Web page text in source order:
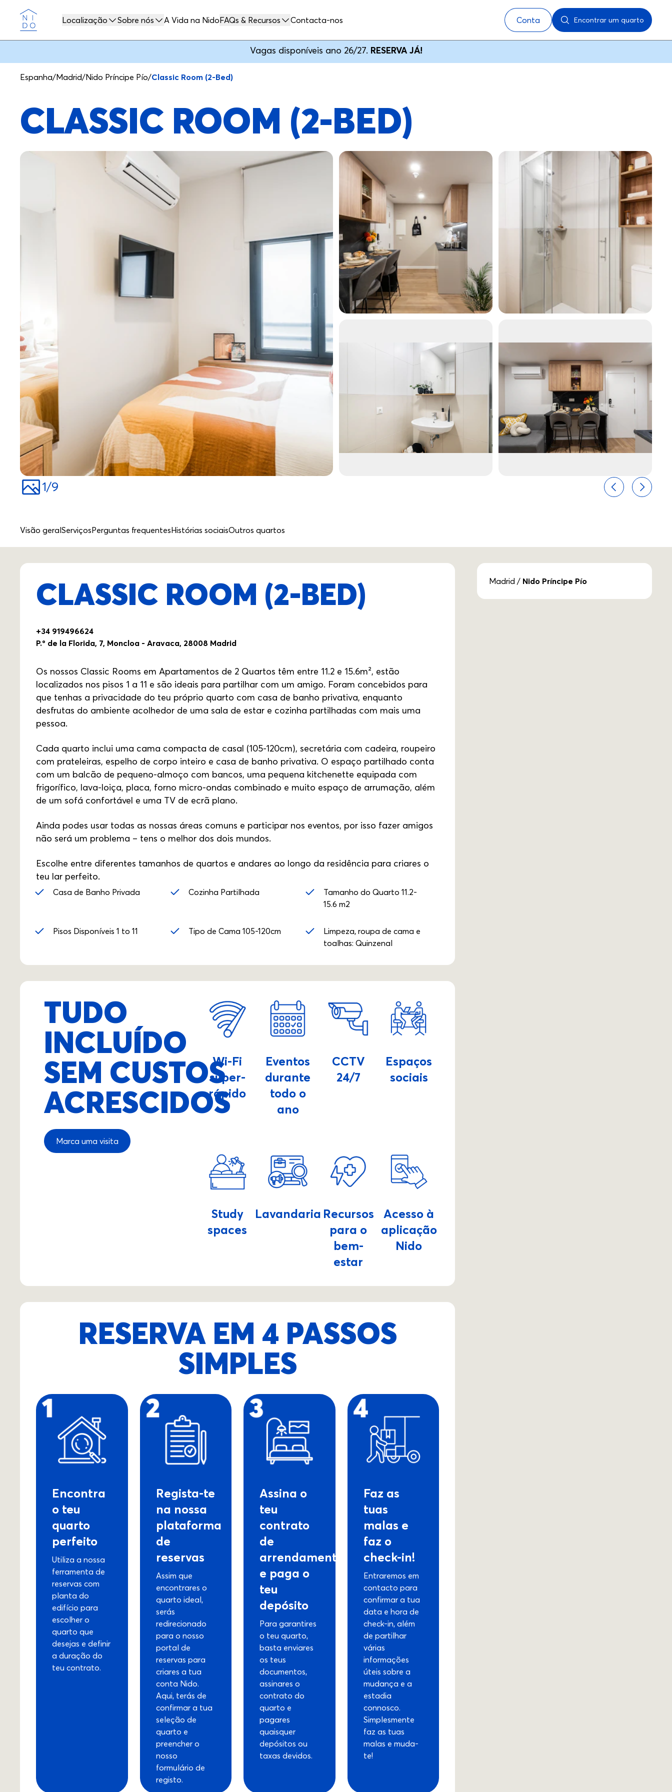
Nido
Localização Sobre nós A Vida na NidoFAQs & Recursos Contacta-nos Conta Encontrar um quarto
Vagas disponíveis ano 26/27. RESERVA JÁ!
Espanha/Madrid/Nido Príncipe Pío/Classic Room (2-Bed)
CLASSIC ROOM (2-BED)
1/9 Anterior
Visão geralServiçosPerguntas frequentesHistórias sociaisOutros quartos
CLASSIC ROOM (2-BED)
+34 919496624
P.º de la Florida, 7, Moncloa - Aravaca, 28008 Madrid
Os nossos Classic Rooms em Apartamentos de 2 Quartos têm entre 11.2 e 15.6m², estão
localizados nos pisos 1 a 11 e são ideais para partilhar com um amigo. Foram concebidos para
que tenhas a privacidade do teu próprio quarto com casa de banho privativa, enquanto
desfrutas do ambiente acolhedor de uma sala de estar e cozinha partilhadas com mais uma
pessoa.
Cada quarto inclui uma cama compacta de casal (105-120cm), secretária com cadeira, roupeiro
com prateleiras, espelho de corpo inteiro e casa de banho privativa. O espaço partilhado conta
com um balcão de pequeno-almoço com bancos, uma pequena kitchenette equipada com
frigorífico, lava-loiça, placa, forno micro-ondas combinado e muito espaço de arrumação, além
de um sofá confortável e uma TV de ecrã plano.
Ainda podes usar todas as nossas áreas comuns e participar nos eventos, por isso fazer amigos
não será um problema – tens o melhor dos dois mundos.
Escolhe entre diferentes tamanhos de quartos e andares ao longo da residência para criares o
teu lar perfeito.
Casa de Banho Privada Cozinha Partilhada
Tamanho do Quarto 11.2-
15.6 m2
Pisos Disponíveis 1 to 11 Tipo de Cama 105-120cm
Limpeza, roupa de cama e
toalhas: Quinzenal
TUDO
INCLUÍDO
SEM CUSTOS
ACRESCIDOS
Marca uma visita
Wi-Fi
super-
rápido
Eventos
durante
todo o
ano
CCTV
24/7
Espaços
sociais
Study
spaces
Lavandaria Recursos
para o
bem-
estar
Acesso à
aplicação
Nido
RESERVA EM 4 PASSOS
SIMPLES
Encontra
o teu
quarto
perfeito
Utiliza a nossa
ferramenta de
reservas com
planta do
edifício para
escolher o
quarto que
desejas e definir
a duração do
teu contrato.
Regista-te
na nossa
plataforma
de
reservas
Assim que
encontrares o
quarto ideal,
serás
redirecionado
para o nosso
portal de
reservas para
criares a tua
conta Nido.
Aqui, terás de
confirmar a tua
seleção de
quarto e
preencher o
nosso
formulário de
registo.
Assina o
teu
contrato
de
arrendamento
e paga o
teu
depósito
Para garantires
o teu quarto,
basta enviares
os teus
documentos,
assinares o
contrato do
quarto e
pagares
quaisquer
depósitos ou
taxas devidos.
Faz as
tuas
malas e
faz o
check-in!
Entraremos em
contacto para
confirmar a tua
data e hora de
check-in, além
de partilhar
várias
informações
úteis sobre a
mudança e a
estadia
connosco.
Simplesmente
faz as tuas
malas e muda-
te!
Madrid / Nido Príncipe Pío